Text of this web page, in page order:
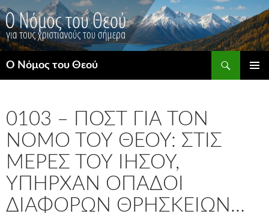
Μετάβαση
σε
περιεχόμενο
Ο Νόμος του Θεού
0103 – ΠΟΣΤ ΓΙΑ ΤΟΝ
ΝΌΜΟ ΤΟΥ ΘΕΟΎ: ΣΤΙΣ
ΜΈΡΕΣ ΤΟΥ ΙΗΣΟΎ,
ΥΠΉΡΧΑΝ ΟΠΑΔΟΊ
ΔΙΑΦΌΡΩΝ ΘΡΗΣΚΕΙΏΝ…